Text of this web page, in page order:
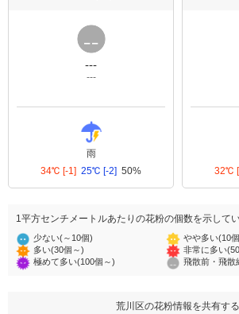
---
---
雨
34℃ [-1] 25℃ [-2] 50%
32℃
1平方センチメートルあたりの花粉の個数を示してい
少ない(～10個)
やや多い(10
多い(30個～)
非常に多い
極めて多い(100個～)
飛散前・飛散
荒川区の花粉情報を共有する